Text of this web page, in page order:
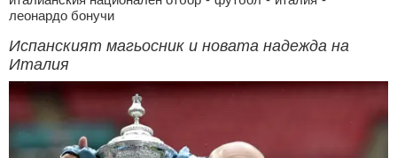
леонардо бонучи
Испанският магьосник и новата надежда на
Италия